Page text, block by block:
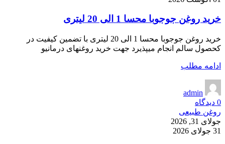
خرید روغن جوجوبا محسا 1 الی 20 لیتری
خرید روغن جوجوبا محسا 1 الی 20 لیتری با تضمین کیفیت در
کحصول سالم انجام میپذیرد جهت خرید روغنهای درمانیو
ادامه مطلب
admin
0 دیدگاه
روغن طبیعی
جولای 31, 2026
31 جولای 2026